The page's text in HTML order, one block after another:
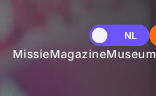
EN NL
MissieMagazineMuseum